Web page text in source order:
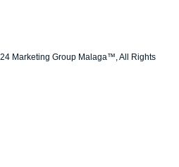
Marketing Group Malaga™, All Rights